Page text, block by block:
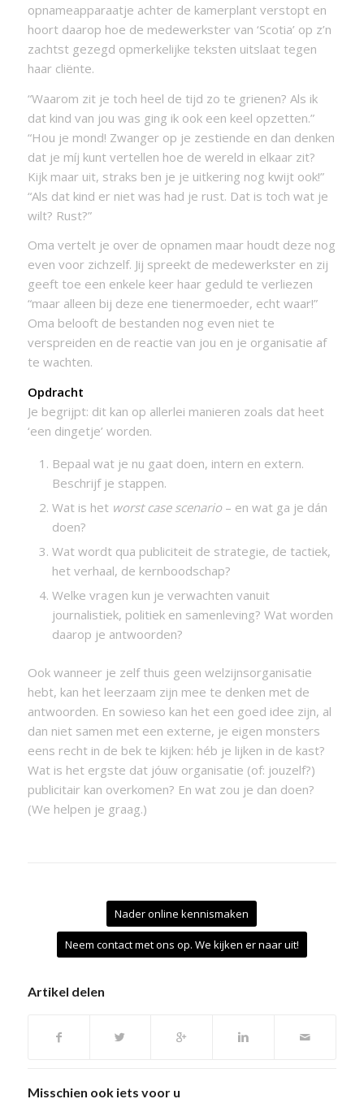
opnameapparaatje achter de kamerplant verstopt en
hoort daarop hoe de medewerkster van ‘Scotia’ op z’n
zachtst gezegd opmerkelijke teksten uitslaat tegen
haar cliënte.
“Waarom zit je toch heel de tijd zo te grienen? Als ik
dat kind van jou was ging ik ook een keel opzetten.”
“Hou je mond! Zwanger op je zestiende en dan denken
dat je míj kunt vertellen hoe de wereld in elkaar zit?
Kijk maar uit, straks ben je je uitkering nog kwijt ook!”
“Als dat kind er niet was had je rust. Dat is toch wat je
wilt? Rust?”
Oma vertelt je over de opnamen maar houdt deze nog
even voor zichzelf. Jij spreekt de medewerkster en zij
geeft toe een enkele keer haar geduld te verliezen
“maar alleen bij deze ene tienermoeder, echt waar!”
Oma belooft de bestanden nog even niet te
verspreiden en de reactie van jou en je organisatie af
te wachten.
Opdracht
Je begrijpt: dit kan op allerlei manieren zoals dat heet
‘een dingetje’ worden.
Bepaal wat je nu gaat doen, intern en extern.
Beschrijf je stappen.
Wat is het worst case scenario– en wat ga je dán
doen?
Wat wordt qua publiciteit de strategie, de tactiek,
het verhaal, de kernboodschap?
Welke vragen kun je verwachten vanuit
journalistiek, politiek en samenleving? Wat worden
daarop je antwoorden?
Ook wanneer je zelf thuis geen welzijnsorganisatie
hebt, kan het leerzaam zijn mee te denken met de
antwoorden. En sowieso kan het een goed idee zijn, al
dan niet samen met een externe, je eigen monsters
eens recht in de bek te kijken: héb je lijken in de kast?
Wat is het ergste dat jóuw organisatie (of: jouzelf?)
publicitair kan overkomen? En wat zou je dan doen?
(We helpen je graag.)
Nader online kennismaken
Neem contact met ons op. We kijken er naar uit!
Artikel delen
Misschien ook iets voor u